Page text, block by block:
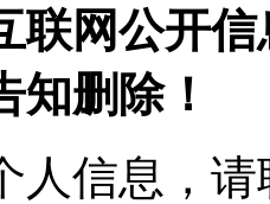
联网公开
知删除！
人信息，